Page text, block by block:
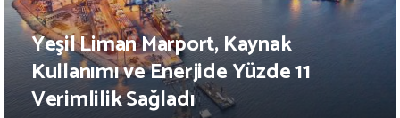
Yeşil Liman Marport, Kaynak
Kullanımı ve Enerjide Yüzde 11
Verimlilik Sağladı